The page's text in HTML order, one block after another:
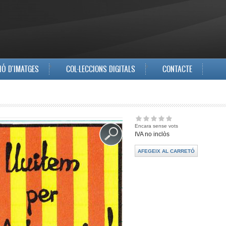
D'IMATGES COL·LECCIONS DIGITALS CONTACTE
Encara sense vots
IVA no inclòs